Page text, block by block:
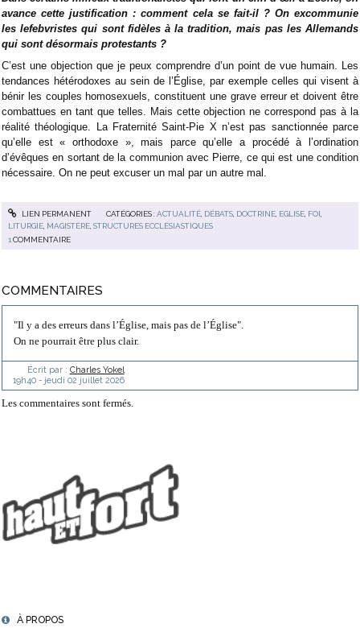
À PROPOS
avance cette justification : comment cela se fait-il ? On excommunie
les lefebvristes qui sont fidèles à la tradition, mais pas les Allemands
qui sont désormais protestants ?
C’est une objection que je peux comprendre d’un point de vue humain. Les
tendances hétérodoxes au sein de l’Église, par exemple celles qui visent à
bénir les couples homosexuels, constituent une grave erreur et doivent être
combattues en tant que telles. Mais cette objection ne correspond pas à la
réalité théologique. La Fraternité Saint-Pie X n’est pas sanctionnée parce
qu’elle est « orthodoxe », mais parce qu’elle a procédé à l’ordination
d’évêques en sortant de la communion avec Pierre, ce qui est une condition
nécessaire. On ne peut excuser un mal par un autre mal.
LIEN PERMANENT CATÉGORIES :ACTUALITÉ, DÉBATS, DOCTRINE, EGLISE, FOI
LITURGIE, MAGISTÈRE,STRUCTURES ECCLÉSIASTIQUES
1 COMMENTAIRE
COMMENTAIRES
"Il y a des erreurs dans l’Église, mais pas de l’Église".
On ne pourrait être plus clair.
Écrit par : Charles Yokel
19h40- jeudi 02 juillet 2026
Les commentaires sont fermés.